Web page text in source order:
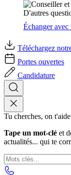
D'autres
Échanger
Téléchargez
Portes ouvertes
Candidature
Tu cherches, on
Tape un mot-clé et
actualités... qui te